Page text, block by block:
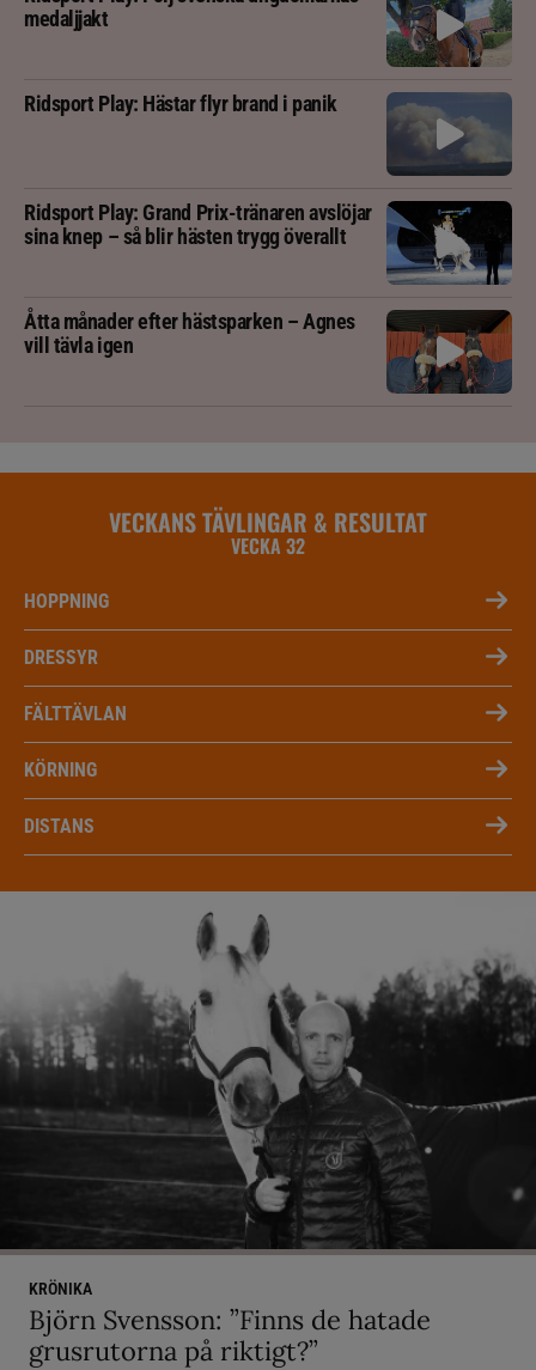
medaljjakt
Ridsport Play: Hästar flyr brand i panik
Ridsport Play: Grand Prix-tränaren avslöjar
sina knep – så blir hästen trygg överallt
Åtta månader efter hästsparken – Agnes
vill tävla igen
VECKANS TÄVLINGAR & RESULTAT
VECKA 32
HOPPNING
DRESSYR
FÄLTTÄVLAN
KÖRNING
DISTANS
KRÖNIKA
Björn Svensson: ”Finns de hatade
grusrutorna på riktigt?”